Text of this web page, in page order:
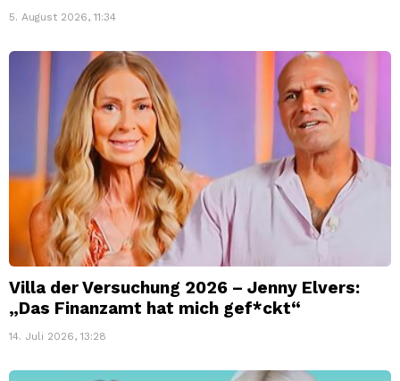
5. August 2026, 11:34
Villa der Versuchung 2026 – Jenny Elvers:
„Das Finanzamt hat mich gef*ckt“
14. Juli 2026, 13:28